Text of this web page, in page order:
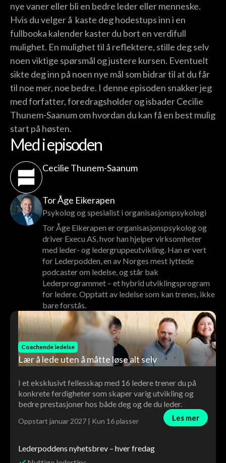
nye vaner eller bli en bedre leder eller menneske.
Hvis du velger å kaste deg hodestups inn i en
fullbooka kalender kaster du bort en verdifull
mulighet. En mulighet til å reflektere, stille deg selv
noen viktige spørsmål og justere kursen. Eventuelt
sikte deg inn på noen nye mål som bidrar til at du får
til noe mer, noe bedre. I denne episoden snakker jeg
med forfatter, foredragsholder og isbader Cecilie
Thunem-Saanum om hvordan du kan få en best mulig
start på høsten.
Med i episoden
Cecilie Thunem-Saanum
Tor Åge Eikerapen
Psykolog og spesialist i organisasjonspsykologi
Tor Åge Eikerapen er organisasjonspsykolog og
driver Execu AS, hvor han hjelper virksomheter
med leder- og ledergruppeutvikling. Han er vert
for Lederpodden, en av Norges mest lyttede
podcaster om ledelse, og står bak
Lederprogrammet – et hybrid utviklingsprogram
for ledere. Opptatt av ledelse som kan trenes, ikke
bare forstås.
Lederpoddens nyhetsbrev – hver fredag
Coachende ledelse
Lær å lede uten å måtte løse alt selv
I et eksklusivt fellesskap med 16 ledere trener du på
konkrete ferdigheter som skaper varig utvikling og
bedre prestasjoner hos både deg og de du leder.
Oppstart januar 2027 | Kun 16 plasser Les mer